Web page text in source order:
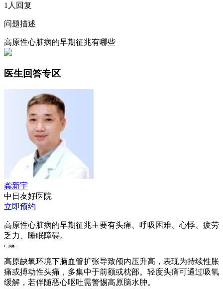
1人回复
问题描述
高原性心脏病的早期征兆有哪些
医生回答专区
龚新宇
中日友好医院
立即预约
高原性心脏病的早期征兆主要有头痛、呼吸困难、心悸、疲劳
乏力、睡眠障碍。
1、头痛：
高原缺氧环境下脑血管扩张导致颅内压升高，表现为持续性胀
痛或搏动性头痛，多集中于前额或枕部。轻度头痛可通过吸氧
缓解，若伴随恶心呕吐需警惕高原脑水肿。